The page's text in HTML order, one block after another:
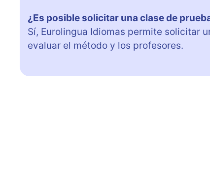
¿Es posible solicitar una clase de
Sí, Eurolingua Idiomas permite solicitar
evaluar el método y los profesores.